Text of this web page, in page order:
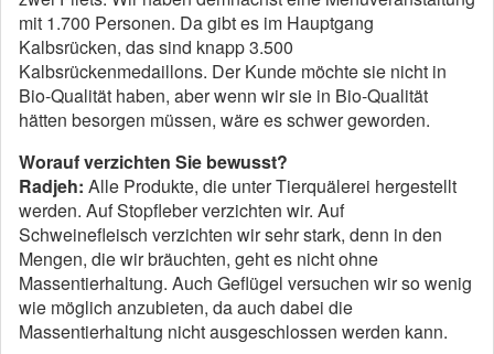
mit 1.700 Personen. Da gibt es im Hauptgang
Kalbsrücken, das sind knapp 3.500
Kalbsrückenmedaillons. Der Kunde möchte sie nicht in
Bio-Qualität haben, aber wenn wir sie in Bio-Qualität
hätten besorgen müssen, wäre es schwer geworden.
Worauf verzichten Sie bewusst?
Radjeh: Alle Produkte, die unter Tierquälerei hergestellt
werden. Auf Stopfleber verzichten wir. Auf
Schweinefleisch verzichten wir sehr stark, denn in den
Mengen, die wir bräuchten, geht es nicht ohne
Massentierhaltung. Auch Geflügel versuchen wir so wenig
wie möglich anzubieten, da auch dabei die
Massentierhaltung nicht ausgeschlossen werden kann.